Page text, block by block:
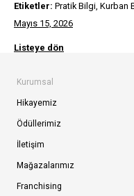
Etiketler: Pratik Bilgi, Kurban
Mayıs 15, 2026
Listeye dön
Kurumsal
Hikayemiz
Ödüllerimiz
İletişim
Mağazalarımız
Franchising